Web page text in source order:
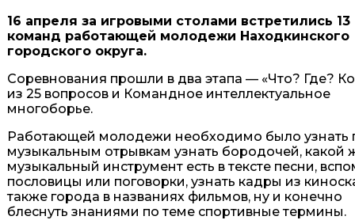
16 апреля за игровыми столами встретились 13
команд работающей молодежи Находкинского
городского округа.
Соревнования прошли в два этапа — «Что? Где?
из 25 вопросов и Командное интеллектуальное
многоборье.
Работающей молодежи необходимо было узнать
музыкальным отрывкам узнать бородочей, какой
музыкальный инструмент есть в тексте песни,
пословицы или поговорки, узнать кадры из
также города в названиях фильмов, ну и конечно
блеснуть знаниями по теме спортивные термины.